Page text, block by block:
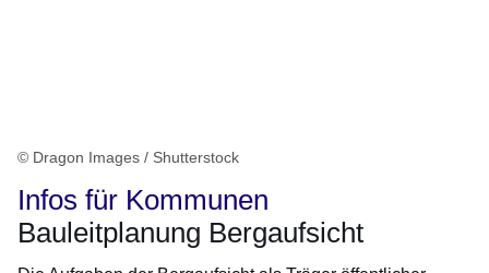
© Dragon Images / Shutterstock
Infos für Kommunen
Bauleitplanung Bergaufsicht